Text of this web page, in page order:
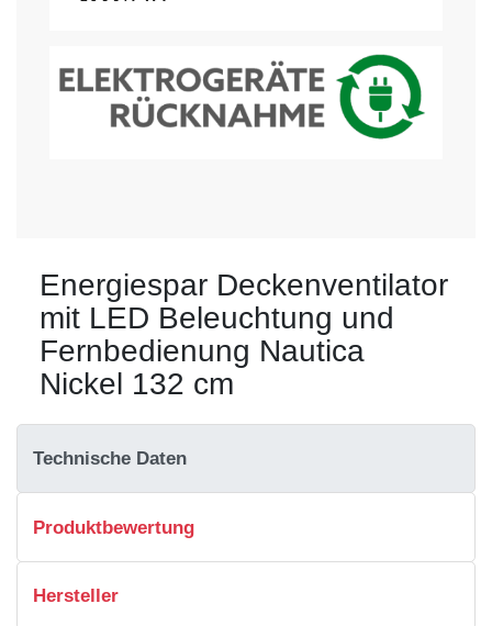
Energiespar Deckenventilator
mit LED Beleuchtung und
Fernbedienung Nautica
Nickel 132 cm
Technische Daten
Produktbewertung
Hersteller